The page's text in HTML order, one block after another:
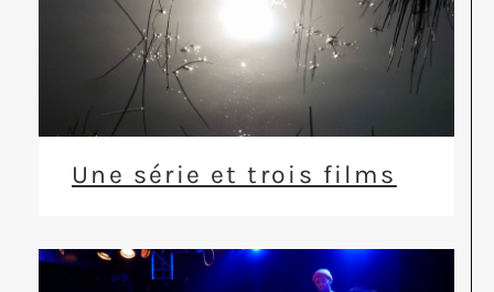
Une série et trois films